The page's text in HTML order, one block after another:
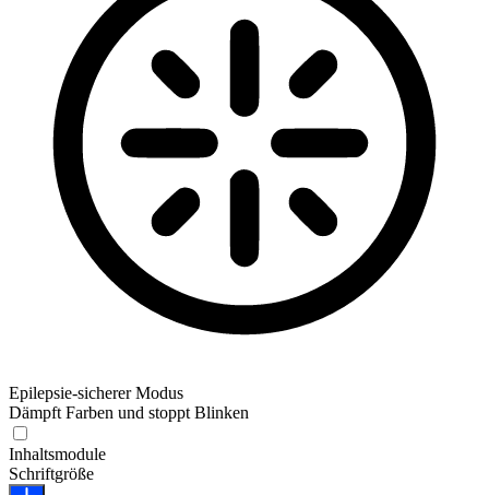
Epilepsie-sicherer Modus
Dämpft Farben und stoppt Blinken
Inhaltsmodule
Schriftgröße